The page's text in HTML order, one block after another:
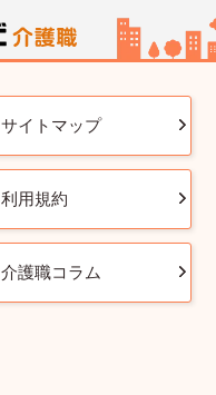
サイトマップ
利用規約
介護職コラム